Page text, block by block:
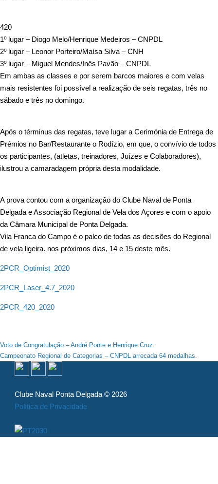
420
1º lugar – Diogo Melo/Henrique Medeiros – CNPDL
2º lugar – Leonor Porteiro/Maísa Silva – CNH
3º lugar – Miguel Mendes/Inês Pavão – CNPDL
Em ambas as classes e por serem barcos maiores e com velas
mais resistentes foi possível a realização de seis regatas, três no
sábado e três no domingo.
Após o términus das regatas, teve lugar a Cerimónia de Entrega de
Prémios no Bar/Restaurante o Rodízio, em que, o convívio de todos
os participantes, (atletas, treinadores, Juízes e Colaboradores),
ilustrou a camaradagem própria desta modalidade.
A prova contou com a organização do Clube Naval de Ponta
Delgada e Associação Regional de Vela dos Açores e com o apoio
da Câmara Municipal de Ponta Delgada.
Vila Franca do Campo é o palco de todas as decisões do Regional
de vela ligeira. nos próximos dias, 14 e 15 deste mês.
2PCR_Optimist_2020
2PCR_Laser_4.7_2020
2PCR_420_2020
Navegação
de
artigos
Voto de Congratulação – André Ponte e Henrique Cruz.
Campeonato Regional de Categorias – CNPDL arrecada 64 medalhas.
Clube Naval Ponta Delgada © 2026
Política de Privacidade